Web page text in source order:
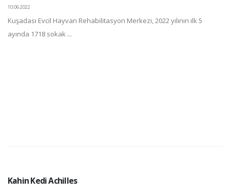
10.06.2022
Kuşadası Evcil Hayvan Rehabilitasyon Merkezi, 2022 yılının ilk 5
ayında 1718 sokak ...
Kahin Kedi Achilles